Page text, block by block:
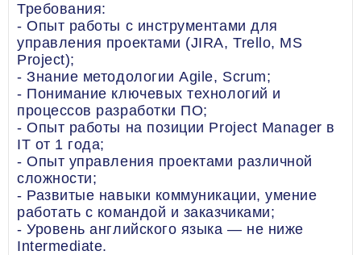
Требования:
- Опыт работы с инструментами для
управления проектами (JIRA, Trello, MS
Project);
- Знание методологии Agile, Scrum;
- Понимание ключевых технологий и
процессов разработки ПО;
- Опыт работы на позиции Project Manager в
IT от 1 года;
- Опыт управления проектами различной
сложности;
- Развитые навыки коммуникации, умение
работать с командой и заказчиками;
- Уровень английского языка — не ниже
Intermediate.